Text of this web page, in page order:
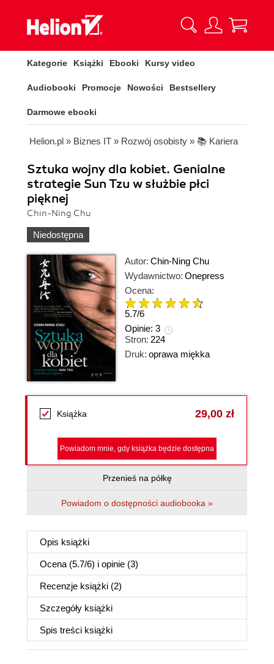
Kategorie Książki Ebooki Kursy video
Audiobooki Promocje Nowości Bestsellery
Darmowe ebooki
Helion.pl » Biznes IT » Rozwój osobisty » 📚 Kariera
Sztuka wojny dla kobiet. Genialne
strategie Sun Tzu w służbie płci
pięknej
Chin-Ning Chu
Niedostępna
Autor: Chin-Ning Chu
Wydawnictwo: Onepress
Ocena:
5.7/6
Opinie: 3
Stron: 224
Druk: oprawa miękka
Książka 29,00 zł
Powiadom mnie, gdy książka będzie dostępna
Przenieś na półkę
Powiadom o dostępności audiobooka »
Opis książki
Ocena (5.7/6) i opinie (3)
Recenzje książki (2)
Szczegóły książki
Spis treści książki